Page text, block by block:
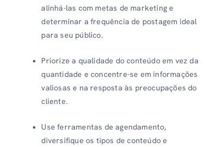
alinhá-las com metas de marketing e
determinar a frequência de postagem ideal
para seu público.
Priorize a qualidade do conteúdo em vez da
quantidade e concentre-se em informações
valiosas e na resposta às preocupações do
cliente.
Use ferramentas de agendamento,
diversifique os tipos de conteúdo e